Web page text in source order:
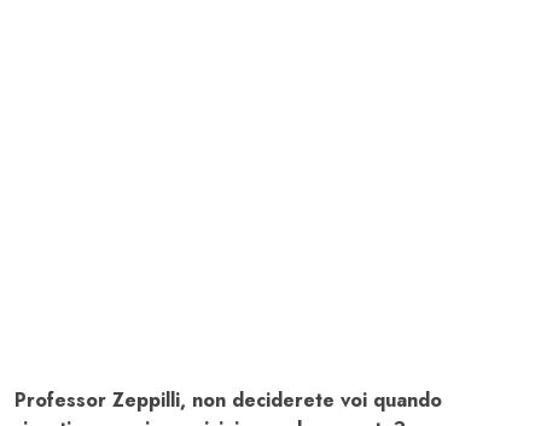
Professor Zeppilli, non deciderete voi quando